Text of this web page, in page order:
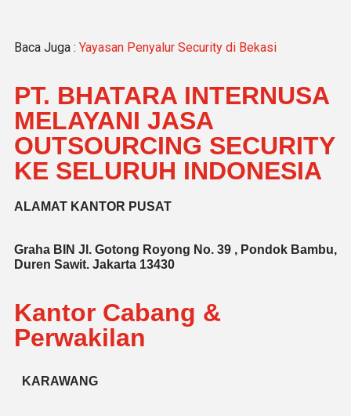
Baca Juga : Yayasan Penyalur Security di Bekasi
PT. BHATARA INTERNUSA
MELAYANI JASA
OUTSOURCING SECURITY
KE SELURUH INDONESIA
ALAMAT KANTOR PUSAT
Graha BIN Jl. Gotong Royong No. 39 , Pondok Bambu,
Duren Sawit. Jakarta 13430
Kantor Cabang &
Perwakilan
KARAWANG